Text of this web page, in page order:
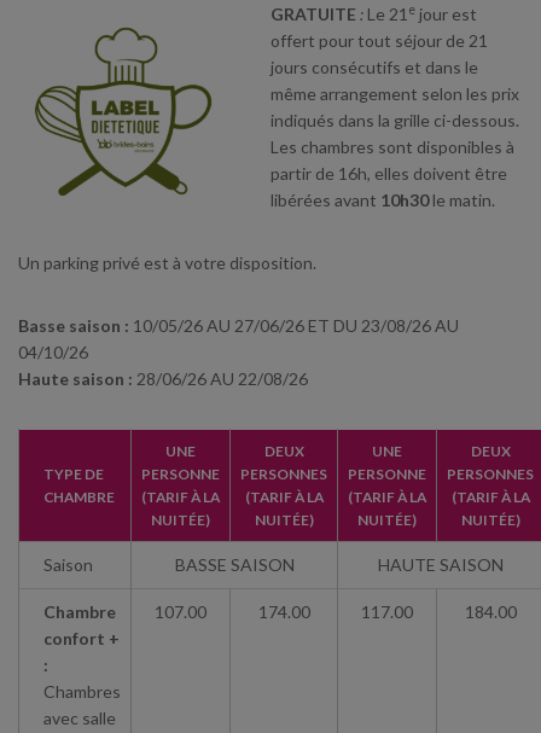
GRATUITE : Le 21 e jour est
offert pour tout séjour de 21
jours consécutifs et dans le
même arrangement selon les prix
indiqués dans la grille ci-dessous.
Les chambres sont disponibles à
partir de 16h, elles doivent être
libérées avant 10h30le matin.
Un parking privé est à votre disposition.
Basse saison : 10/05/26 AU 27/06/26 ET DU 23/08/26 AU
04/10/26
Haute saison : 28/06/26 AU 22/08/26
TYPE DE
CHAMBRE
UNE
PERSONNE
(TARIF À LA
NUITÉE)
DEUX
PERSONNES
(TARIF À LA
NUITÉE)
UNE
PERSONNE
(TARIF À LA
NUITÉE)
DEUX
PERSONNES
(TARIF À LA
NUITÉE)
Saison BASSE SAISON HAUTE SAISON
Chambre
confort +
:
Chambres
avec salle
107.00 174.00 117.00 184.00